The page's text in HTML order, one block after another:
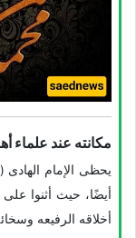
مکانته عند علماء
یحظى الإمام الهادی
أیضًا، حیث أثنوا
أخلاقه الرفیعه